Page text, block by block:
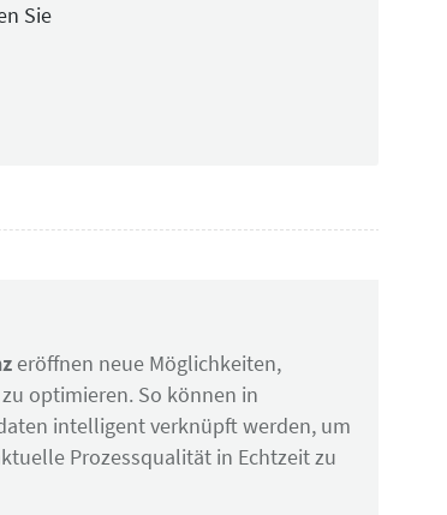
Sie
eröffnen neue Möglichkeiten,
optimieren. So können in
intelligent verknüpft werden, um
Prozessqualität in Echtzeit zu